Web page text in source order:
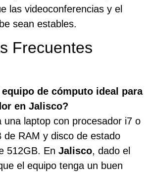
las videoconferencias y el
sean estables.
Frecuentes
de cómputo ideal para
en Jalisco?
una laptop con procesador i7 o
de RAM y disco de estado
512GB. En Jalisco, dado el
el equipo tenga un buen